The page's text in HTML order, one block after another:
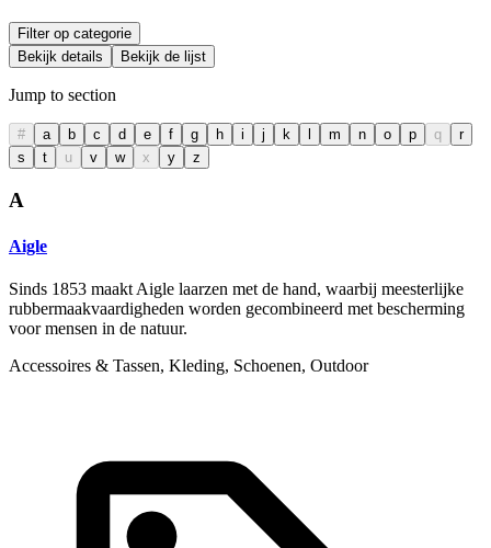
Filter op categorie
Bekijk details
Bekijk de lijst
Jump to section
# a b c d e f g h i j k l m n o p q
r
s
t u v w x y z
A
Aigle
Sinds 1853 maakt Aigle laarzen met de hand, waarbij meesterlijke
rubbermaakvaardigheden worden gecombineerd met bescherming
voor mensen in de natuur.
Accessoires & Tassen, Kleding, Schoenen, Outdoor